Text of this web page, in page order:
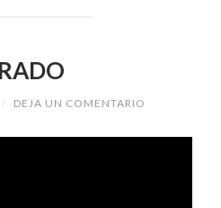
/ DEJA UN COMENTARIO